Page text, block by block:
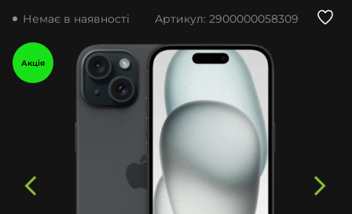
Немає в наявності Артикул: 2900000058309
Акція